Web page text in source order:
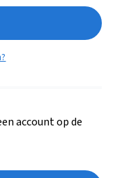
account op de